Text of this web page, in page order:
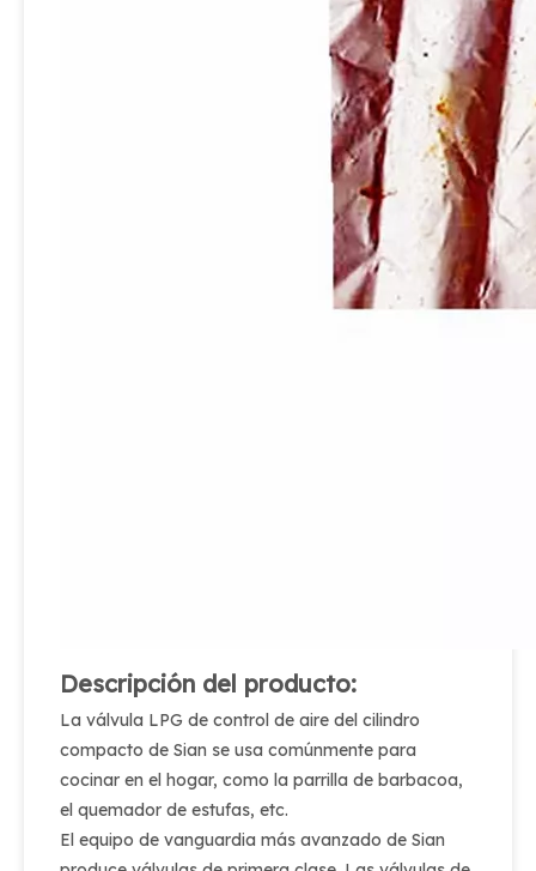
Descripción del producto:
La válvula LPG de control de aire del cilindro
compacto de Sian se usa comúnmente para
cocinar en el hogar, como la parrilla de barbacoa,
el quemador de estufas, etc.
El equipo de vanguardia más avanzado de Sian